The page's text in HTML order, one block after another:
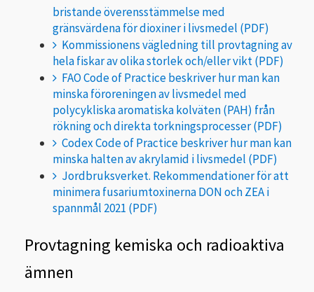
bristande överensstämmelse med
gränsvärdena för dioxiner i livsmedel
Kommissionens vägledning till provtagning av
hela fiskar av olika storlek och/eller vikt
FAO Code of Practice beskriver hur man kan
minska föroreningen av livsmedel med
polycykliska aromatiska kolväten (PAH) från
rökning och direkta torkningsprocesser
Codex Code of Practice beskriver hur man kan
minska halten av akrylamid i livsmedel
Jordbruksverket. Rekommendationer för att
minimera fusariumtoxinerna DON och ZEA i
spannmål 2021
Provtagning kemiska och radioaktiva
ämnen